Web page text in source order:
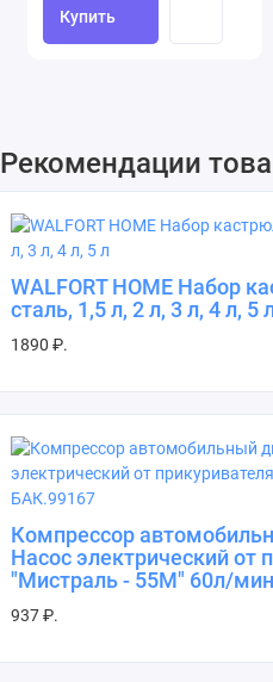
Купить
Рекомендации
WALFORT HOME Набор
сталь, 1,5 л, 2 л, 3 л, 4 л, 5
1890 ₽.
Компрессор
Насос электрический от
"Мистраль - 55М" 60л/
937 ₽.